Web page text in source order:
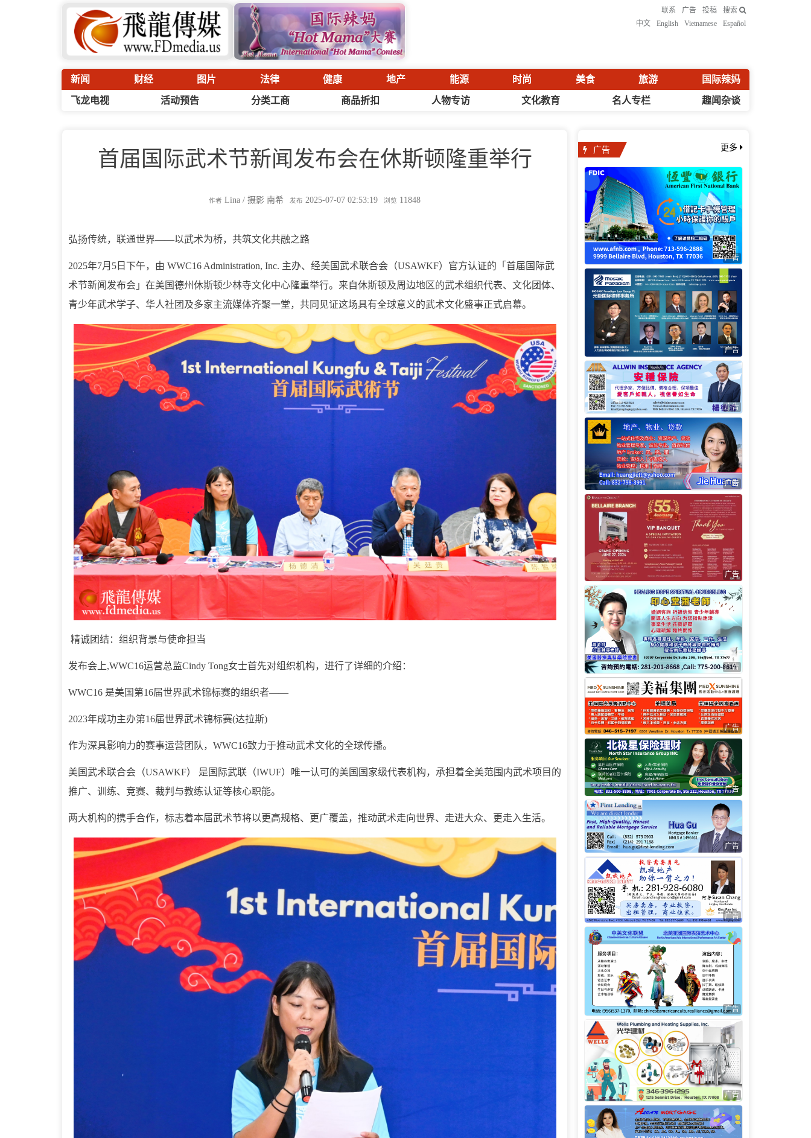
联系 广告 投稿
搜索
中文
English Vietnamese Español
新闻 财经 图片 法律 健康 地产 能源 时尚 美食 旅游 国际辣妈
飞龙电视 活动预告 分类工商 商品折扣 人物专访 文化教育 名人专栏 趣闻杂谈
首届国际武术节新闻发布会在休斯顿隆重举行
作者 Lina / 摄影 南希 发布 2025-07-07 02:53:19 浏览 11848
弘扬传统，联通世界——以武术为桥，共筑文化共融之路
2025年7月5日下午，由 WWC16 Administration, Inc. 主办、经美国武术联合会（USAWKF）官方认证的「首届国际武
术节新闻发布会」在美国德州休斯顿少林寺文化中心隆重举行。来自休斯顿及周边地区的武术组织代表、文化团体、
青少年武术学子、华人社团及多家主流媒体齐聚一堂，共同见证这场具有全球意义的武术文化盛事正式启幕。
精诚团结：组织背景与使命担当
发布会上,WWC16运营总监Cindy Tong女士首先对组织机构，进行了详细的介绍：
WWC16 是美国第16届世界武术锦标赛的组织者——
2023年成功主办第16届世界武术锦标赛(达拉斯)
作为深具影响力的赛事运营团队，WWC16致力于推动武术文化的全球传播。
美国武术联合会（USAWKF） 是国际武联（IWUF）唯一认可的美国国家级代表机构，承担着全美范围内武术项目的
推广、训练、竞赛、裁判与教练认证等核心职能。
两大机构的携手合作，标志着本届武术节将以更高规格、更广覆盖，推动武术走向世界、走进大众、更走入生活。
广告 更多
广告
广告
广告
广告
广告
广告
广告
广告
广告
广告
广告
广告